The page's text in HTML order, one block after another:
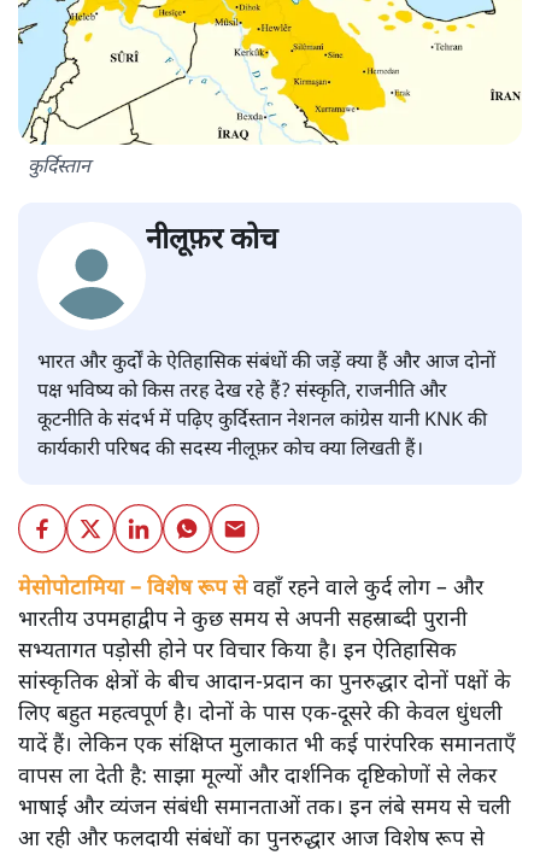
कुर्दिस्तान
नीलूफ़र कोच
भारत और कुर्दों के ऐतिहासिक संबंधों की जड़ें क्या हैं और आज दोनों
पक्ष भविष्य को किस तरह देख रहे हैं? संस्कृति, राजनीति और
कूटनीति के संदर्भ में पढ़िए कुर्दिस्तान नेशनल कांग्रेस यानी KNK की
कार्यकारी परिषद की सदस्य नीलूफ़र कोच क्या लिखती हैं।
मेसोपोटामिया – विशेष रूप सेवहाँ रहने वाले कुर्द लोग – और
भारतीय उपमहाद्वीप ने कुछ समय से अपनी सहस्राब्दी पुरानी
सभ्यतागत पड़ोसी होने पर विचार किया है। इन ऐतिहासिक
सांस्कृतिक क्षेत्रों के बीच आदान-प्रदान का पुनरुद्धार दोनों पक्षों के
लिए बहुत महत्वपूर्ण है। दोनों के पास एक-दूसरे की केवल धुंधली
यादें हैं। लेकिन एक संक्षिप्त मुलाकात भी कई पारंपरिक समानताएँ
वापस ला देती है: साझा मूल्यों और दार्शनिक दृष्टिकोणों से लेकर
भाषाई और व्यंजन संबंधी समानताओं तक। इन लंबे समय से चली
आ रही और फलदायी संबंधों का पुनरुद्धार आज विशेष रूप से